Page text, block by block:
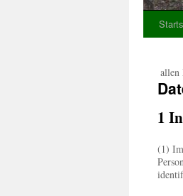
Zum
springen
+++ Wir wünschen allen
1
(1)